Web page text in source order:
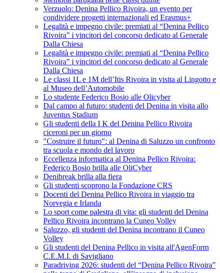
Verzuolo: Denina Pellico Rivoira, un evento per
condividere progetti internazionali ed Erasmus+
Legalità e impegno civile: premiati al “Denina Pellico
Rivoira” i vincitori del concorso dedicato al Generale
Dalla Chiesa
Legalità e impegno civile: premiati al “Denina Pellico
Rivoira” i vincitori del concorso dedicato al Generale
Dalla Chiesa
Le classi 1L e 1M dell’Itis Rivoira in visita al Lingotto e
al Museo dell’Automobile
Lo studente Federico Bosio alle Olicyber
Dal campo al futuro: studenti del Denina in visita allo
Juventus Stadium
Gli studenti della I K del Denina Pellico Rivoira
ciceroni per un giorno
"Costruire il futuro": al Denina di Saluzzo un confronto
tra scuola e mondo del lavoro
Eccellenza informatica al Denina Pellico Rivoira:
Federico Bosio brilla alle OliCyber
Denibreak brilla alla fiera
Gli studenti scoprono la Fondazione CRS
Docenti del Denina Pellico Rivoira in viaggio tra
Norvegia e Irlanda
Lo sport come palestra di vita: gli studenti del Denina
Pellico Rivoira incontrano la Cuneo Volley
Saluzzo, gli studenti del Denina incontrano il Cuneo
Volley
Gli studenti del Denina Pellico in visita all'AgenForm
C.E.M.I. di Savigliano
Paradriving 2026: studenti del “Denina Pellico Rivoira”